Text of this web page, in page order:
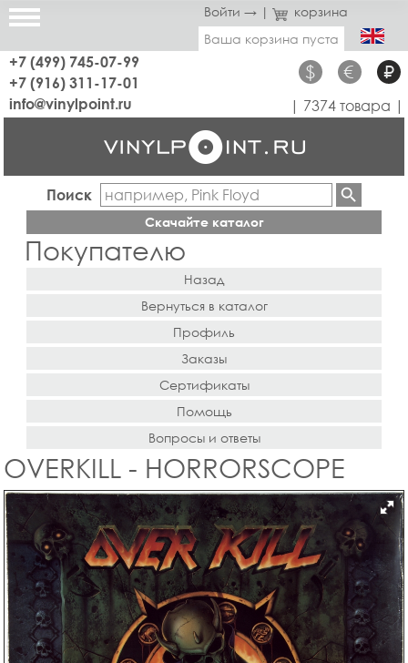
Войти → |
корзина
Ваша корзина пуста
+7 (499) 745-07-99
+7 (916) 311-17-01
$ € ₽
info@vinylpoint.ru | 7374 товара |
Поиск
Скачайте каталог
Покупателю
Назад
Вернуться в каталог
Профиль
Заказы
Сертификаты
Помощь
Вопросы и ответы
OVERKILL - HORRORSCOPE